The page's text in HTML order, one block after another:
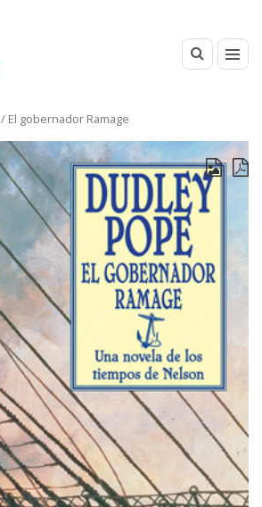
/ El gobernador Ramage